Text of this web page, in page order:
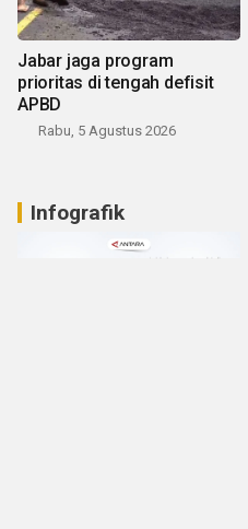
Jabar jaga program
prioritas di tengah defisit
APBD
Rabu, 5 Agustus 2026
Infografik